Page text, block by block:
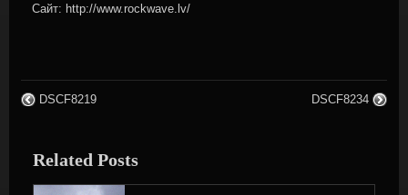
Сайт: http://www.rockwave.lv/
DSCF8219 DSCF8234
Related Posts